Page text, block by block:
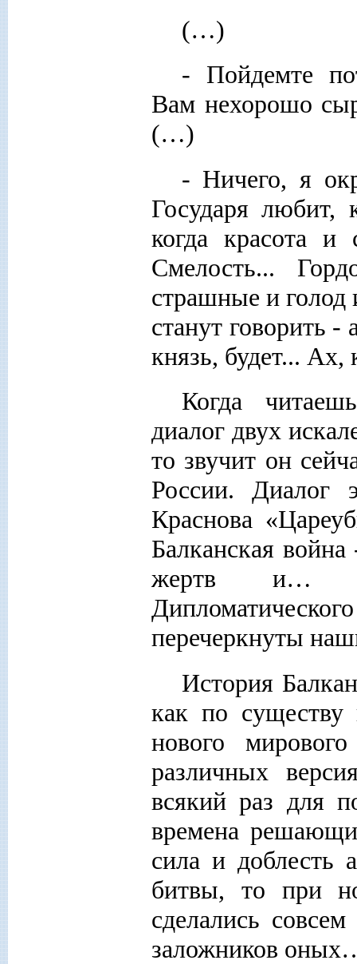
(…)
- Пойдемте
Вам нехорошо
(…)
- Ничего, я
Государя любит,
когда красота и
Смелость...
страшные и голод
станут говорить
князь, будет...
Когда
диалог двух
то звучит он
России. Диалог
Краснова
Балканская
жертв и…
перечеркнуты
История
как по существу
нового
различных
всякий раз для
времена
сила и доблесть
битвы, то при
сделались
заложников